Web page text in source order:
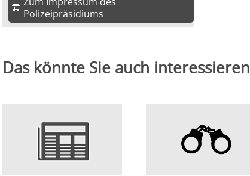
Polizeipräsidiums
Das könnte Sie auch interessieren